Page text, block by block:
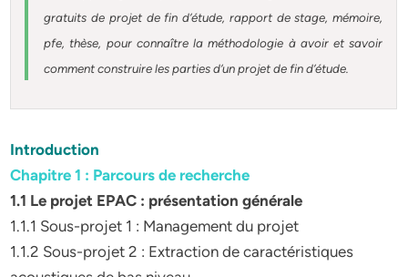
gratuits de projet de fin d’étude, rapport de stage, mémoire,
pfe, thèse, pour connaître la méthodologie à avoir et savoir
comment construire les parties d’un projet de fin d’étude
Introduction
Chapitre 1 : Parcours de recherche
1.1 Le projet EPAC : présentation générale
1.1.1 Sous-projet 1 : Management du projet
1.1.2 Sous-projet 2 : Extraction de caractéristiques